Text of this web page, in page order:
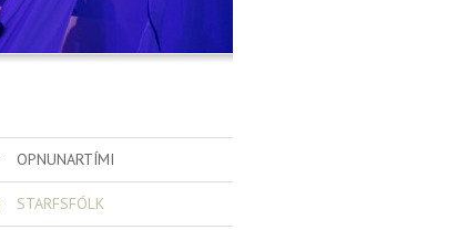
OPNUNARTÍMI
STARFSFÓLK